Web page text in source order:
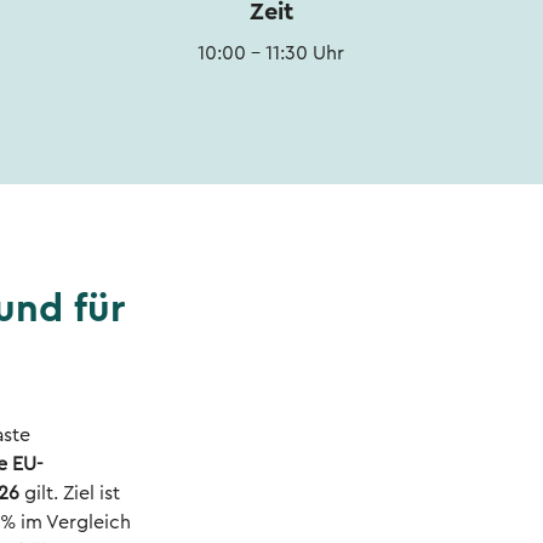
Zeit
10:00 - 11:30 Uhr
für
EU-
gilt. Ziel ist
im Vergleich